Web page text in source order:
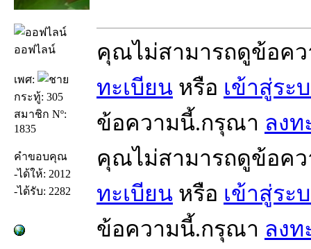
ออฟไลน์
เพศ:
กระทู้: 305
สมาชิก Nº:
1835
คำขอบคุณ
-ได้ให้: 2012
-ได้รับ: 2282
คุณไม่สามารถดูข้อค
ทะเบียน หรือ เข้าสู่ระ
ข้อความนี้.กรุณา ลงท
คุณไม่สามารถดูข้อค
ทะเบียน หรือ เข้าสู่ระ
ข้อความนี้.กรุณา ลงท